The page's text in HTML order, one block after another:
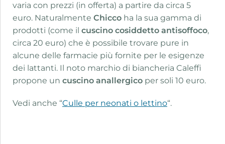
varia con prezzi (in offerta) a partire da circa 5
euro. Naturalmente Chicco ha la sua gamma di
prodotti (come il cuscino cosiddetto antisoffoco,
circa 20 euro) che è possibile trovare pure in
alcune delle farmacie più fornite per le esigenze
dei lattanti. Il noto marchio di biancheria Caleffi
propone un cuscino anallergico per soli 10 euro.
Vedi anche “Culle per neonati o lettino“.